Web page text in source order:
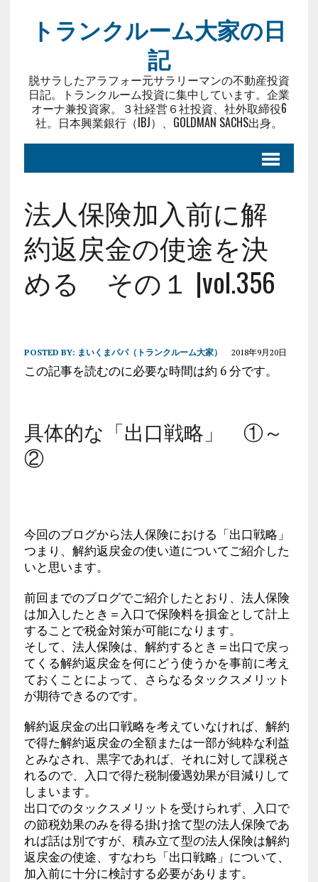
トランクルーム大家の日
記
脱サラしたアラフォー元サラリーマンの不動産投資
日記。トランクルーム投資に集中しています。企業
オーナ兼投資家。３社経営６社投資、社外取締役6
社。日本興業銀行（IBJ）、GOLDMAN SACHS出身。
法人保険加入前に解
約返戻金の使途を決
める その１ |vol.356
POSTED BY: まいくまパパ（トランクルーム大家） 2018年9月20日
この記事を読むのに必要な時間は約 6 分です。
具体的な「出口戦略」 ①～
②
今回のブログから法人保険における「出口戦略」
つまり、解約返戻金の使い道についてご紹介した
いと思います。
前回までのブログでご紹介したとおり、法人保険
は加入したとき＝入口で保険料を損金として計上
することで税金対策が可能になります。
そして、法人保険は、解約するとき＝出口で戻っ
てくる解約返戻金を何にどう使うかを事前に考え
ておくことによって、さらなるタックスメリット
が期待できるのです。
解約返戻金の出口戦略を考えていなければ、解約
で得た解約返戻金の全額または一部が純粋な利益
とみなされ、黒字であれば、それに対して課税さ
れるので、入口で得た税制優遇効果が目減りして
しまいます。
出口でのタックスメリットを受けられず、入口で
の節税効果のみを得る掛け捨て型の法人保険であ
れば話は別ですが、積み立て型の法人保険は解約
返戻金の使途、すなわち「出口戦略」について、
加入前に十分に検討する必要があります。